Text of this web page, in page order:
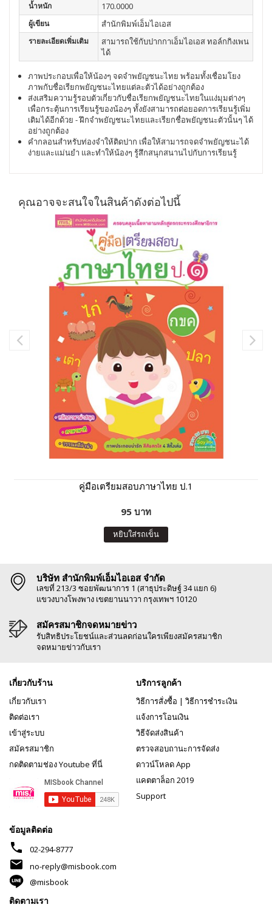
น้ำหนัก 170.0000
ผู้เขียน สำนักพิมพ์เอ็มไอเอส
รายละเอียดเพิ่มเติม
สามารถใช้กับปากกาเอ็มไอเอส ทอล์กกิงเพน
ได้
ภาพประกอบเพื่อให้น้องๆ จดจำพยัญชนะไทย พร้อมทั้งเชื่อมโยง
ภาพกับชื่อเรียกพยัญชนะไทยแต่ละตัวได้อย่างถูกต้อง
ส่งเสริมความรู้รอบตัวเกี่ยวกับชื่อเรียกพยัญชนะไทยในแง่มุมต่างๆ
เพื่อกระตุ้นการเรียนรู้ของน้องๆ ทั้งยังสามารถต่อยอดการเรียนรู้เพิ่ม
เติมได้อีกด้วย - ฝึกจำพยัญชนะไทยและเรียกชื่อพยัญชนะตัวนั้นๆ ได้
อย่างถูกต้อง
คำกลอนสำหรับท่องจำให้ติดปาก เพื่อให้สามารถจดจำพยัญชนะได้
ง่ายและแม่นยำ และทำให้น้องๆ รู้สึกสนุกสนานไปกับการเรียนรู้
คุณอาจจะสนใจในสินค้าดังต่อไปนี้
คู่มือเตรียมสอบภาษาไทย ป.1
95 บาท
หยิบใส่รถเข็น
บริษัท สำนักพิมพ์เอ็มไอเอส จำกัด
เลขที่ 213/3 ซอยพัฒนาการ 1 (สาธุประดิษฐ์ 34 แยก 6)
แขวงบางโพงพาง เขตยานนาวา กรุงเทพฯ 10120
สมัครสมาชิกจดหมายข่าว
รับสิทธิประโยชน์และส่วนลดก่อนใครเพียงสมัครสมาชิก
จดหมายข่าวกับเรา
เกี่ยวกับร้าน
เกี่ยวกับเรา
ติดต่อเรา
เข้าสู่ระบบ
สมัครสมาชิก
กดติดตามช่อง Youtube ที่นี่
บริการลูกค้า
วิธีการสั่งซื้อ | วิธีการชำระเงิน
แจ้งการโอนเงิน
วิธีจัดส่งสินค้า
ตรวจสอบถานะการจัดส่ง
ดาวน์โหลด App
แคตตาล็อก 2019
Support
ข้อมูลติดต่อ
phone 02-294-8777
mail
no-reply@misbook.com
@misbook
ติดตามเรา